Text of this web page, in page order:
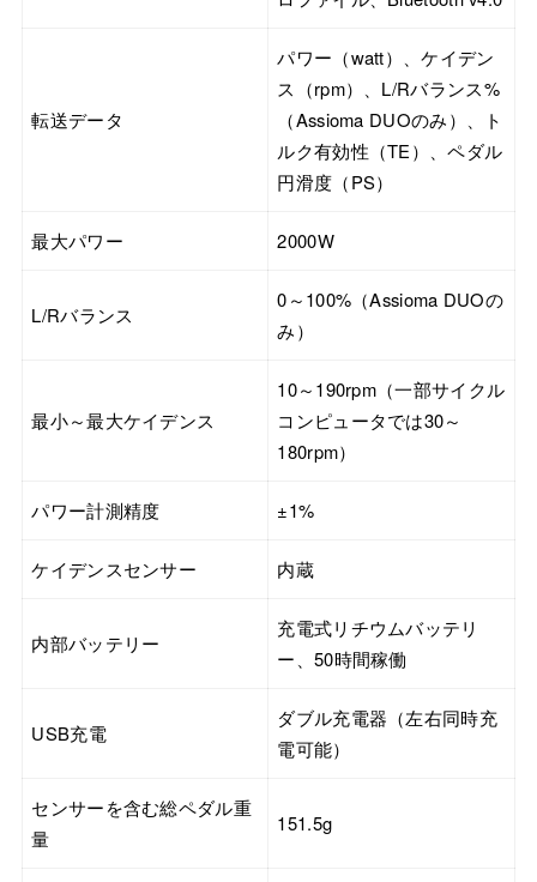
転送データ
パワー（watt）、ケイデン
ス（rpm）、L/Rバランス%
（Assioma DUOのみ）、ト
ルク有効性（TE）、ペダル
円滑度（PS）
最大パワー 2000W
L/Rバランス
0～100%（Assioma DUOの
み）
最小～最大ケイデンス
10～190rpm（一部サイクル
コンピュータでは30～
180rpm）
パワー計測精度 ±1%
ケイデンスセンサー 内蔵
内部バッテリー
充電式リチウムバッテリ
ー、50時間稼働
USB充電
ダブル充電器（左右同時充
電可能）
センサーを含む総ペダル重
量
151.5g